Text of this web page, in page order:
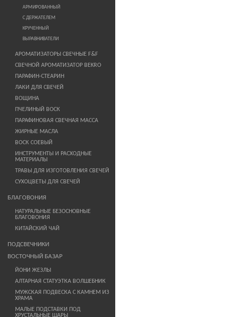
АРМИРОВАННЫЙ
С ДЕРЖАТЕЛЕМ
КРУЧЕННЫЙ
ВЫРАВНИВАТЕЛИ
АРОМАТИЗАТОРЫ СВЕЧНЫЕ F&F
СВЕЧНОЙ АРОМАТИЗАТОР BEKRO
ПАРАФИН-СТЕАРИН
ЛАКИ ДЛЯ СВЕЧЕЙ
ВОЩИНА
ПЧЕЛИНЫЙ ВОСК
ПАРАФИНОВАЯ СВЕЧНАЯ МАССА
ЖИРНЫЕ МАСЛА
ВОСК СОЕВЫЙ
ИНСТРУМЕНТЫ И РАСХОДНЫЕ
МАТЕРИАЛЫ
ТРАВЫ ДЛЯ ИЗГОТОВЛЕНИЯ СВЕЧЕЙ
СУХОЦВЕТЫ ДЛЯ СВЕЧЕЙ
БЛАГОВОНИЯ
НАТУРАЛЬНЫЕ БЕЗОСНОВНЫЕ
БЛАГОВОНИЯ
КИТАЙСКИЙ ЧАЙ
ПОДСВЕЧНИКИ
ВОСТОЧНЫЙ БАЗАР
ЙОНИ ЖЕЗЛЫ
АЛТАРНАЯ СТАТУЭТКА ВОЛШЕБНИК
МУЖСКАЯ ПОДВЕСКА С КАМНЕМ ИЗ
ХРАМА
МАЛЫЕ ПОДСТАВКИ ПОД
ХРУСТАЛЬНЫЕ ШАРЫ